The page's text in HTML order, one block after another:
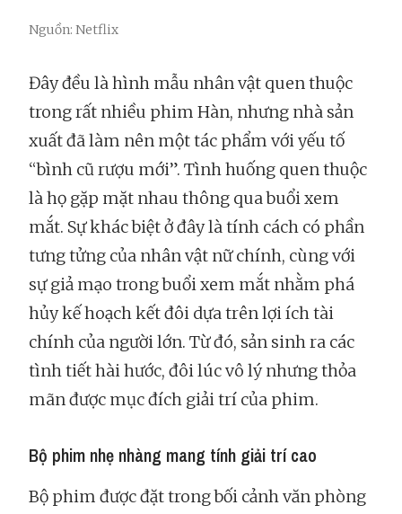
Nguồn: Netflix
Đây đều là hình mẫu nhân vật quen thuộc
trong rất nhiều phim Hàn, nhưng nhà sản
xuất đã làm nên một tác phẩm với yếu tố
“bình cũ rượu mới”. Tình huống quen thuộc
là họ gặp mặt nhau thông qua buổi xem
mắt. Sự khác biệt ở đây là tính cách có phần
tưng tửng của nhân vật nữ chính, cùng với
sự giả mạo trong buổi xem mắt nhằm phá
hủy kế hoạch kết đôi dựa trên lợi ích tài
chính của người lớn. Từ đó, sản sinh ra các
tình tiết hài hước, đôi lúc vô lý nhưng thỏa
mãn được mục đích giải trí của phim.
Bộ phim nhẹ nhàng mang tính giải trí cao
Bộ phim được đặt trong bối cảnh văn phòng